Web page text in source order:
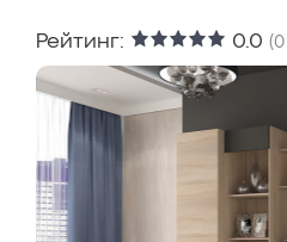
Рейтинг: 0.0 (0